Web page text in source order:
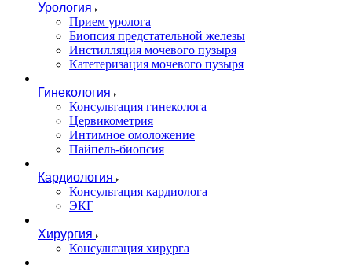
Урология
Прием уролога
Биопсия предстательной железы
Инстилляция мочевого пузыря
Катетеризация мочевого пузыря
Гинекология
Консультация гинеколога
Цервикометрия
Интимное омоложение
Пайпель-биопсия
Кардиология
Консультация кардиолога
ЭКГ
Хирургия
Консультация хирурга